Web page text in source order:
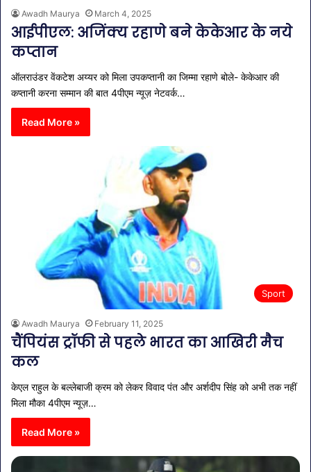
Awadh Maurya March 4, 2025
आईपीएल: अजिंक्य रहाणे बने केकेआर के नये
कप्तान
ऑलराउंडर वेंकटेश अय्यर को मिला उपकप्तानी का जिम्मा रहाणे बोले- केकेआर की
कप्तानी करना सम्मान की बात 4पीएम न्यूज़ नेटवर्क…
Read More »
Sport
Awadh Maurya February 11, 2025
चैंपियंस ट्रॉफी से पहले भारत का आखिरी मैच
कल
केएल राहुल के बल्लेबाजी क्रम को लेकर विवाद पंत और अर्शदीप सिंह को अभी तक नहीं
मिला मौका 4पीएम न्यूज़…
Read More »